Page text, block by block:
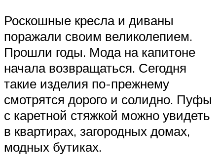
Роскошные кресла и диваны
поражали своим великолепием.
Прошли годы. Мода на капитоне
начала возвращаться. Сегодня
такие изделия по-прежнему
смотрятся дорого и солидно. Пуфы
с каретной стяжкой можно увидеть
в квартирах, загородных домах,
модных бутиках.